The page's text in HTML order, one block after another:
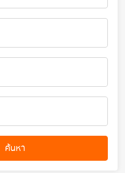
ค้นหา